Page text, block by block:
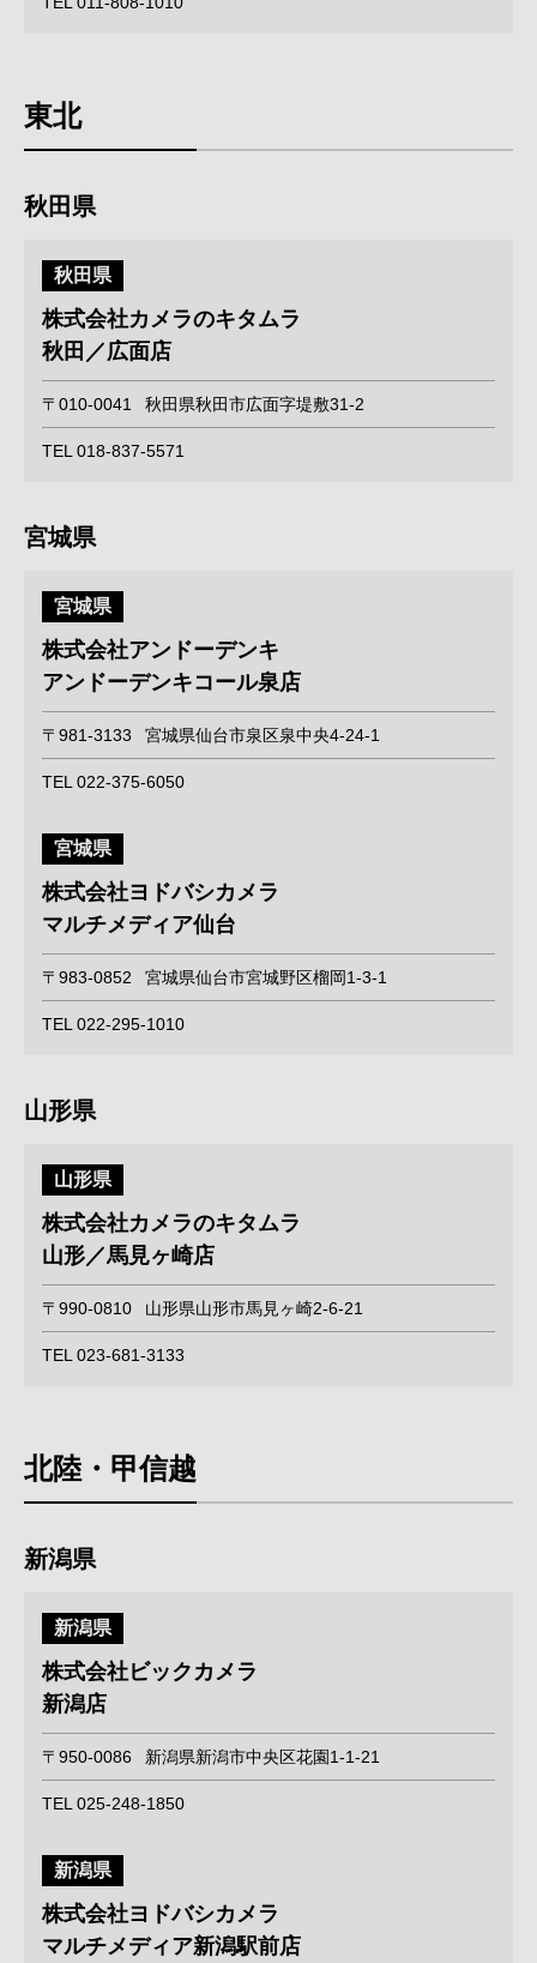
東北
秋田県
秋田県
株式会社カメラのキタムラ
秋田／広面店
〒010-0041 秋田県秋田市広面字堤敷31-2
TEL 018-837-5571
宮城県
宮城県
株式会社アンドーデンキ
アンドーデンキコール泉店
〒981-3133 宮城県仙台市泉区泉中央4-24-1
TEL 022-375-6050
宮城県
株式会社ヨドバシカメラ
マルチメディア仙台
〒983-0852 宮城県仙台市宮城野区榴岡1-3-1
TEL 022-295-1010
山形県
山形県
株式会社カメラのキタムラ
山形／馬見ヶ崎店
〒990-0810 山形県山形市馬見ヶ崎2-6-21
TEL 023-681-3133
北陸・甲信越
新潟県
新潟県
株式会社ビックカメラ
新潟店
〒950-0086 新潟県新潟市中央区花園1-1-21
TEL 025-248-1850
新潟県
株式会社ヨドバシカメラ
マルチメディア新潟駅前店